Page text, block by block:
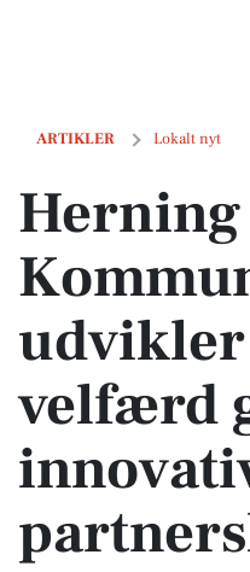
ARTIKLER Lokalt nyt
Herning Kommune
Herning
velfærd